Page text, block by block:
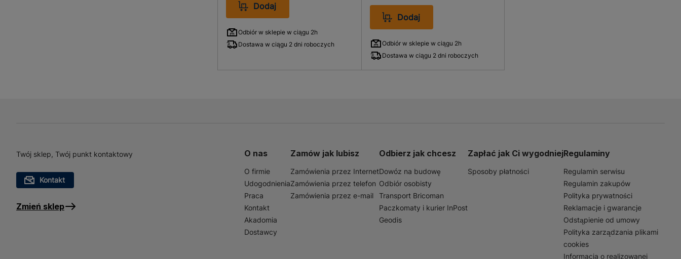
Dodaj
Odbiór w sklepie w ciągu 2h
Dostawa w ciągu 2 dni roboczych
Dodaj
Odbiór w sklepie w ciągu 2h
Dostawa w ciągu 2 dni roboczych
Twój sklep, Twój punkt kontaktowy
Kontakt
Zmień sklep
O nas
O firmie
Udogodnienia
Praca
Kontakt
Akadomia
Dostawcy
Zamów jak lubisz
Zamówienia przez Internet
Zamówienia przez telefon
Zamówienia przez e-mail
Odbierz jak chcesz
Dowóz na budowę
Odbiór osobisty
Transport Bricoman
Paczkomaty i kurier InPost
Geodis
Zapłać jak Ci wygodniej
Sposoby płatności
Regulaminy
Regulamin serwisu
Regulamin zakupów
Polityka prywatności
Reklamacje i gwarancje
Odstąpienie od umowy
Polityka zarządzania plikami
cookies
Informacja o realizowanej